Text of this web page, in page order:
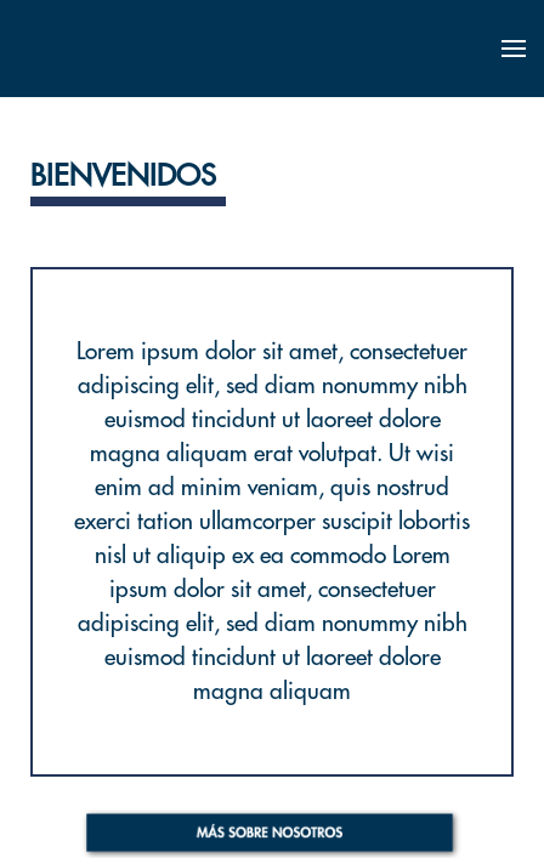
BIENVENIDOS
Lorem ipsum dolor sit amet, consectetuer
adipiscing elit, sed diam nonummy nibh
euismod tincidunt ut laoreet dolore
magna aliquam erat volutpat. Ut wisi
enim ad minim veniam, quis nostrud
exerci tation ullamcorper suscipit lobortis
nisl ut aliquip ex ea commodo Lorem
ipsum dolor sit amet, consectetuer
adipiscing elit, sed diam nonummy nibh
euismod tincidunt ut laoreet dolore
magna aliquam